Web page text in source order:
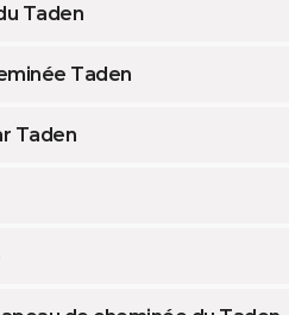
Taden
Taden
Taden